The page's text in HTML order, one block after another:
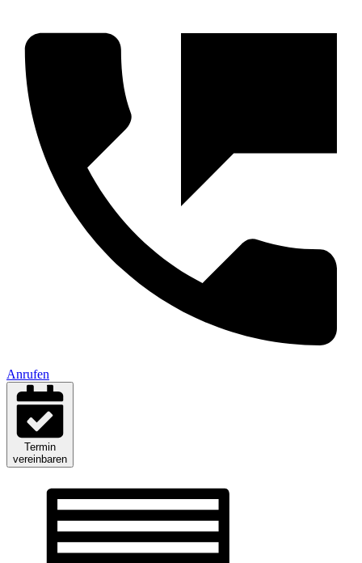
Anrufen
Termin
vereinbaren